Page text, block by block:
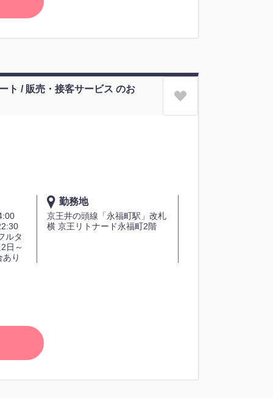
ト / 販売・接客サービス のお
ルタ
日～
り
勤務地
京王井の頭線「永福町駅」改札
横 京王リトナード永福町2階